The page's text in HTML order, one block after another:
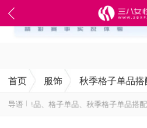
首页 服饰 秋季格子单品搭
导语
含单品、格子单品、秋季格子单品搭